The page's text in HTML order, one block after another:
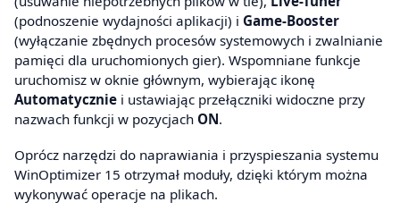
(podnoszenie wydajności aplikacji) i Game-Booster
(wyłączanie zbędnych procesów systemowych i zwalnianie
pamięci dla uruchomionych gier). Wspomniane funkcje
uruchomisz w oknie głównym, wybierając ikonę
Automatycznie i ustawiając przełączniki widoczne przy
nazwach funkcji w pozycjach ON.
Oprócz narzędzi do naprawiania i przyspieszania systemu
WinOptimizer 15 otrzymał moduły, dzięki którym można
wykonywać operacje na plikach.